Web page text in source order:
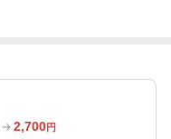
2,700円